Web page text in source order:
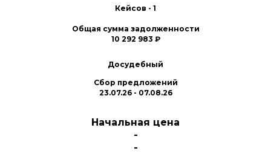
Кейсов - 1
Общая сумма задолженности
10 292 983 ₽
Досудебный
Сбор предложений
23.07.26 - 07.08.26
Начальная цена
-
-